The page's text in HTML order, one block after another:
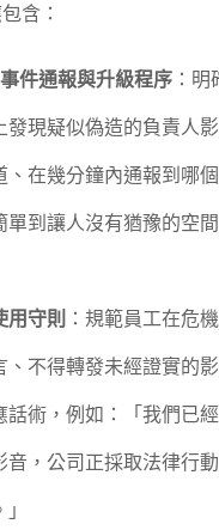
含：
件通報與升級程序 ：
發現疑似偽造的負責人
、在幾分鐘內通報到哪
單到讓人沒有猶豫的空
用守則 ：規範員工在危
、不得轉發未經證實的
話術，例如：「我們已
音，公司正採取法律行